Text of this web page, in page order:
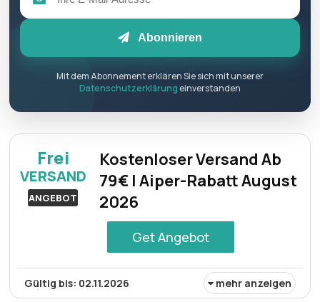
Abonnieren
Mit dem Abonnement erklären Sie sich mit unserer
Datenschutzerklärung einverstanden
Frei
VERSAND
ANGEBOT
Kostenloser Versand Ab
79€ | Aiper-Rabatt August
2026
Get Angebot
Gültig bis: 02.11.2026 mehr anzeigen